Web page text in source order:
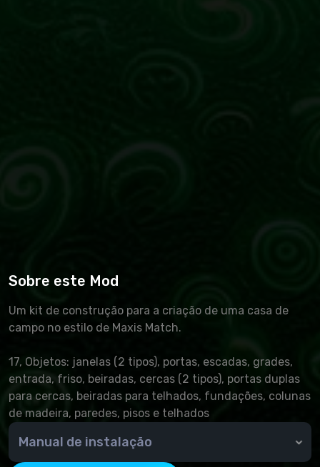
Sobre este Mod
Um kit de construção para a criação de uma casa de
campo no estilo de Maxis Match.
17, Objetos: janelas (2 tipos), portas, escadas, grades,
entrada, friso, beiradas, cercas (2 tipos), portas duplas
para cercas, beiradas para telhados, fundações, colunas
de madeira, paredes, pisos e telhados
Manual de instalação
🆘 Como instalar um complemento?